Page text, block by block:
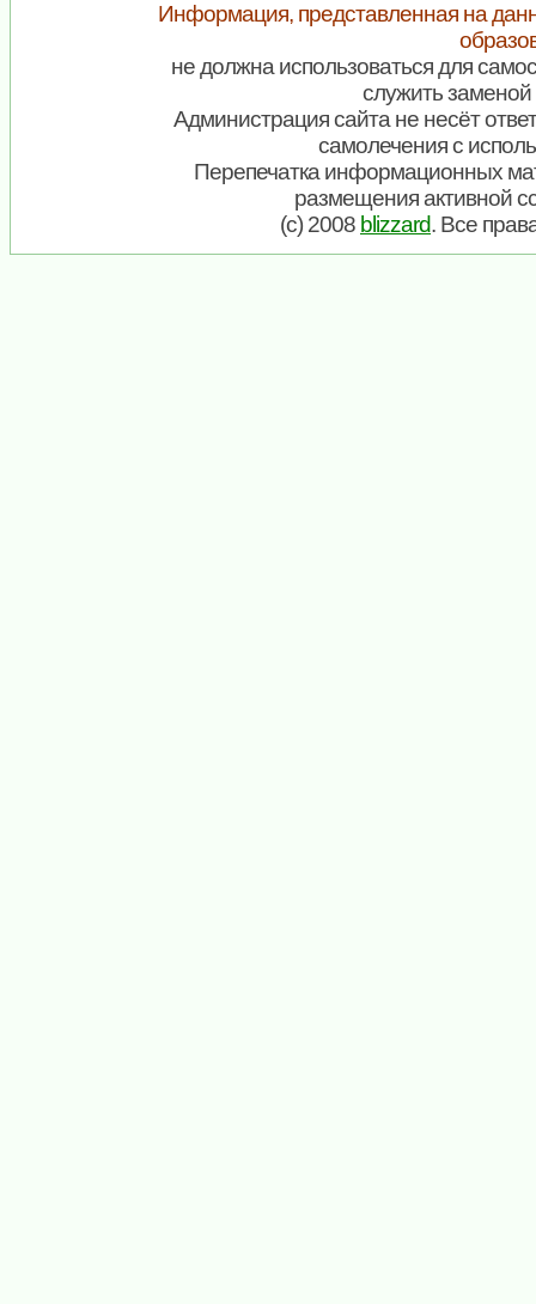
Информация, представленная на
не должна использоваться для
служить заменой
Администрация сайта не несёт
самолечения с
Перепечатка информационных
размещения активной
(c) 2008 blizzard. Все